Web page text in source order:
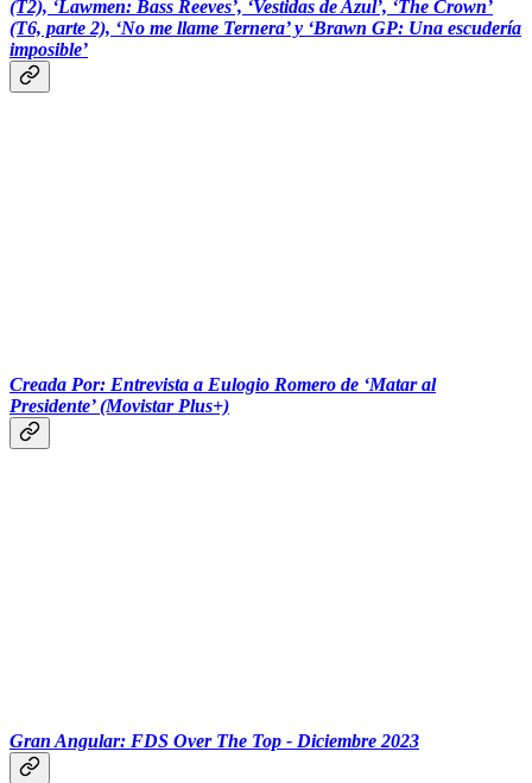
(T2), ‘Lawmen: Bass Reeves’, ‘Vestidas de Azul’, ‘The Crown’
(T6, parte 2), ‘No me llame Ternera’ y ‘Brawn GP: Una escudería
imposible’
Creada Por: Entrevista a Eulogio Romero de ‘Matar al
Presidente’ (Movistar Plus+)
Gran Angular: FDS Over The Top - Diciembre 2023